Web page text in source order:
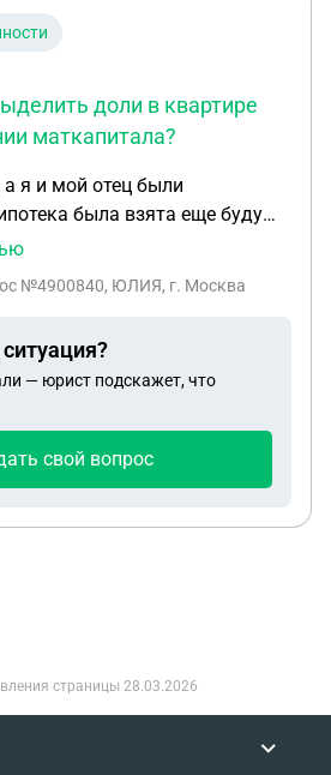
доли в квартире
маткапитала?
я и мой отец были
была взята еще буду
после свадьбы в ипотечную
погашена, квартира
если да, то в каком
В семье двое детей 14 и 11
для этого нужны? И
№4900840, ЮЛИЯ, г. Москва
— юрист подскажет, что
свой вопрос
страницы 28.03.2026